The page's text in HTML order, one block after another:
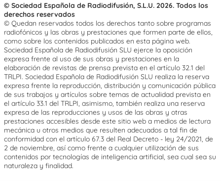
© Sociedad Española de Radiodifusión, S.L.U. 2026. Todos los
derechos reservados
© Quedan reservados todos los derechos tanto sobre programas
radiofónicos y las obras y prestaciones que formen parte de ellos,
como sobre los contenidos publicados en esta página web.
Sociedad Española de Radiodifusión SLU ejerce la oposición
expresa frente al uso de sus obras y prestaciones en la
elaboración de revistas de prensa prevista en el artículo 32.1 del
TRLPI. Sociedad Española de Radiodifusión SLU realiza la reserva
expresa frente la reproducción, distribución y comunicación pública
de sus trabajos y artículos sobre temas de actualidad prevista en
el artículo 33.1 del TRLPI, asimismo, también realiza una reserva
expresa de las reproducciones y usos de las obras y otras
prestaciones accesibles desde este sitio web a medios de lectura
mecánica u otros medios que resulten adecuados a tal fin de
conformidad con el artículo 67.3 del Real Decreto - ley 24/2021, de
2 de noviembre, así como frente a cualquier utilización de sus
contenidos por tecnologías de inteligencia artificial, sea cual sea su
naturaleza y finalidad.